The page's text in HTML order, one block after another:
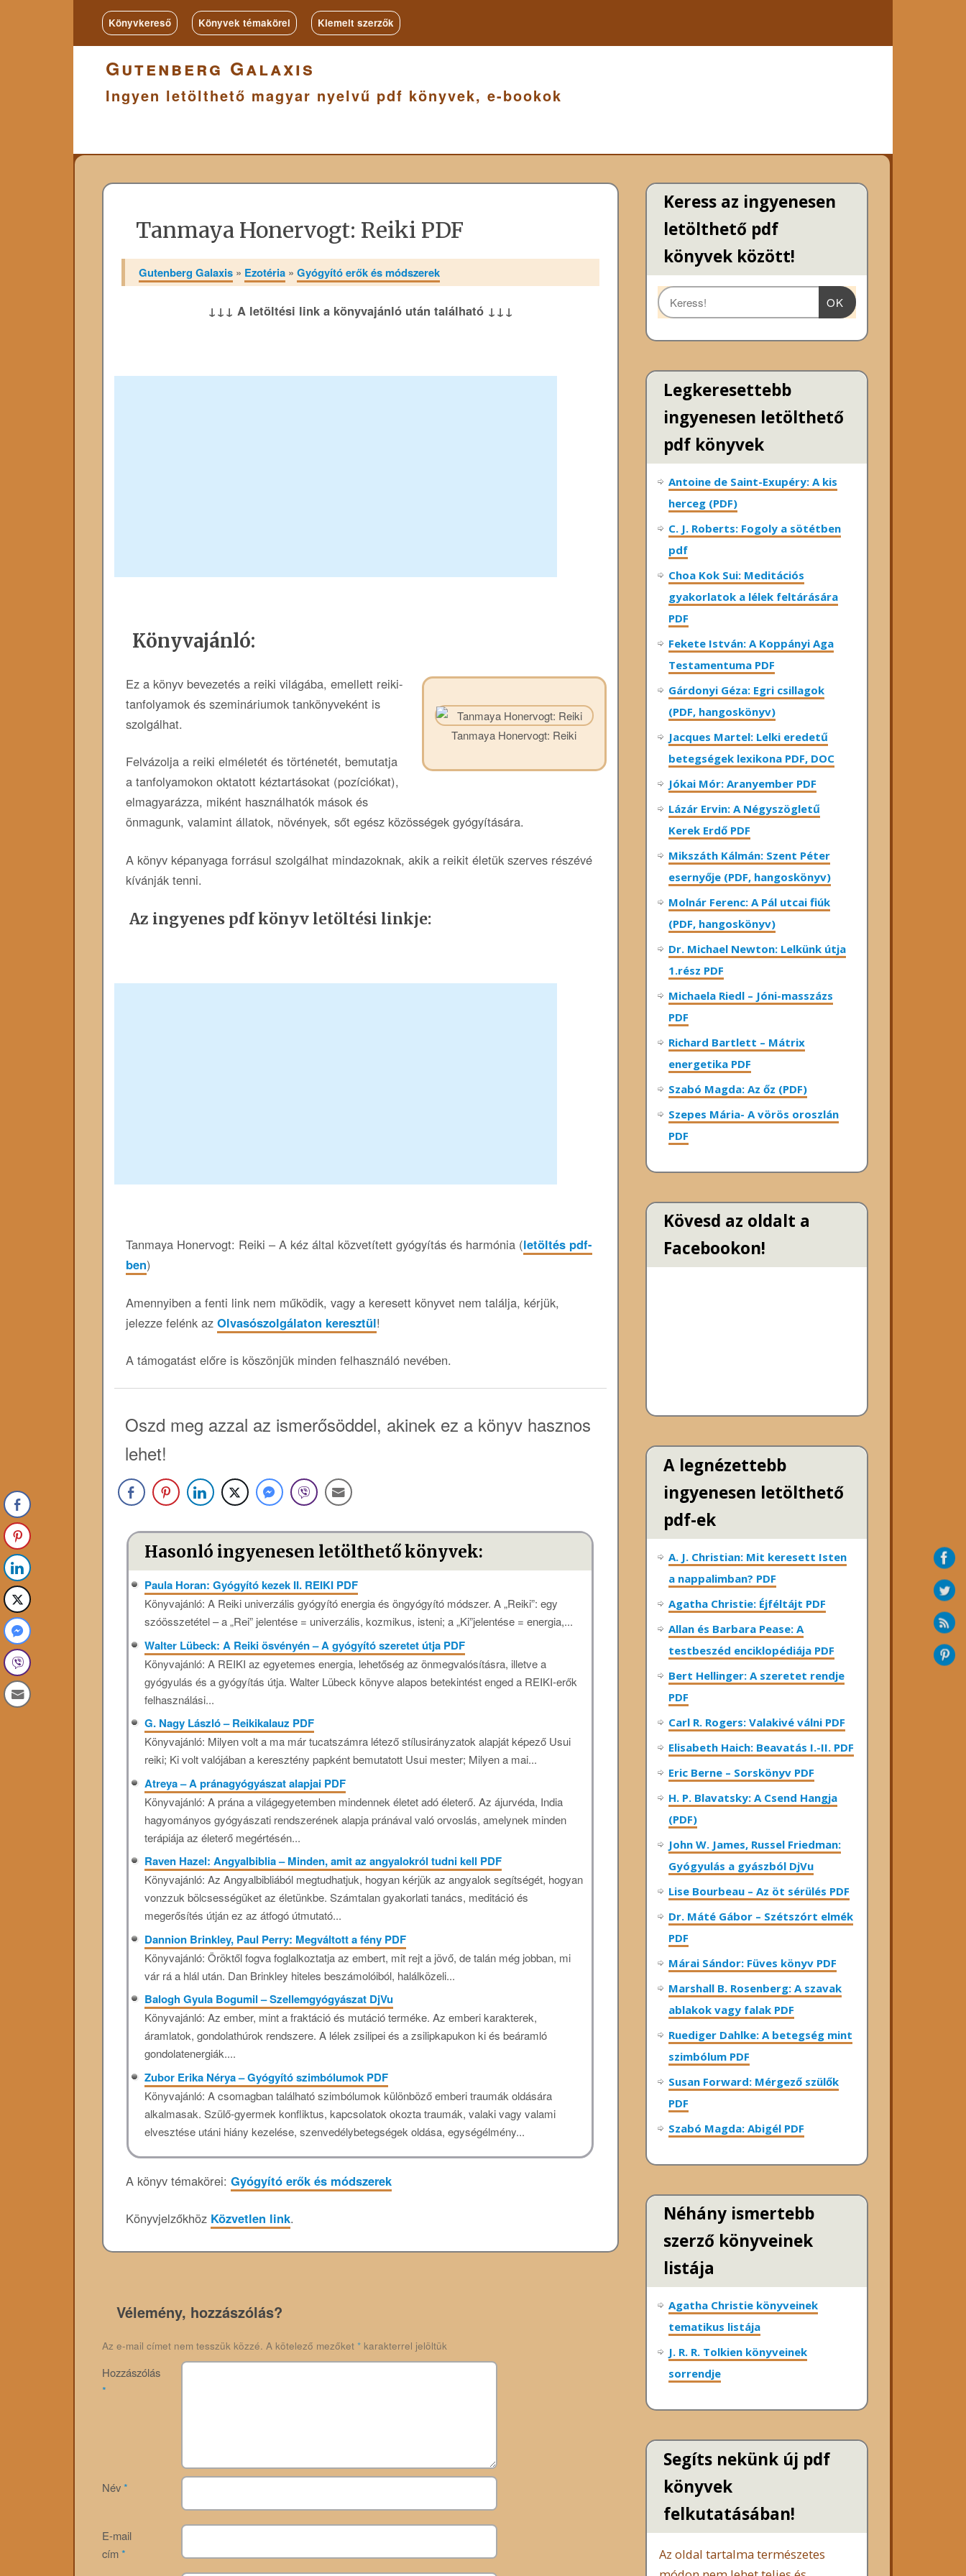
Könyvkereső Könyvek témakörei Kiemelt szerzők
Gutenberg Galaxis
Ingyen letölthető magyar nyelvű pdf könyvek, e-bookok
Tanmaya Honervogt: Reiki PDF
Gutenberg Galaxis » Ezotéria »Gyógyító erők és módszerek
↓↓↓ A letöltési link a könyvajánló után található ↓↓↓
Könyvajánló:
Tanmaya Honervogt: Reiki
Ez a könyv bevezetés a reiki világába, emellett reiki-
tanfolyamok és szemináriumok tankönyveként is
szolgálhat.
Felvázolja a reiki elméletét és történetét, bemutatja
a tanfolyamokon oktatott kéztartásokat (pozíciókat),
elmagyarázza, miként használhatók mások és
önmagunk, valamint állatok, növények, sőt egész közösségek gyógyítására.
A könyv képanyaga forrásul szolgálhat mindazoknak, akik a reikit életük szerves részévé
kívánják tenni.
Az ingyenes pdf könyv letöltési linkje:
Tanmaya Honervogt: Reiki – A kéz által közvetített gyógyítás és harmónia (letöltés pdf-
ben)
Amennyiben a fenti link nem működik, vagy a keresett könyvet nem találja, kérjük,
jelezze felénk az Olvasószolgálaton keresztül!
A támogatást előre is köszönjük minden felhasználó nevében.
Oszd meg azzal az ismerősöddel, akinek ez a könyv hasznos
lehet!
Hasonló ingyenesen letölthető könyvek:
Paula Horan: Gyógyító kezek II. REIKI PDF
Könyvajánló: A Reiki univerzális gyógyító energia és öngyógyító módszer. A „Reiki”: egy
szóösszetétel – a „Rei” jelentése = univerzális, kozmikus, isteni; a „Ki”jelentése = energia,...
Walter Lübeck: A Reiki ösvényén – A gyógyító szeretet útja PDF
Könyvajánló: A REIKI az egyetemes energia, lehetőség az önmegvalósításra, illetve a
gyógyulás és a gyógyítás útja. Walter Lübeck könyve alapos betekintést enged a REIKI-erők
felhasználási...
G. Nagy László – Reikikalauz PDF
Könyvajánló: Milyen volt a ma már tucatszámra létező stílusirányzatok alapját képező Usui
reiki; Ki volt valójában a keresztény papként bemutatott Usui mester; Milyen a mai...
Atreya – A pránagyógyászat alapjai PDF
Könyvajánló: A prána a világegyetemben mindennek életet adó életerő. Az ájurvéda, India
hagyományos gyógyászati rendszerének alapja pránával való orvoslás, amelynek minden
terápiája az életerő megértésén...
Raven Hazel: Angyalbiblia – Minden, amit az angyalokról tudni kell PDF
Könyvajánló: Az Angyalbibliából megtudhatjuk, hogyan kérjük az angyalok segítségét, hogyan
vonzzuk bölcsességüket az életünkbe. Számtalan gyakorlati tanács, meditáció és
megerősítés útján ez az átfogó útmutató...
Dannion Brinkley, Paul Perry: Megváltott a fény PDF
Könyvajánló: Öröktől fogva foglalkoztatja az embert, mit rejt a jövő, de talán még jobban, mi
vár rá a hlál után. Dan Brinkley hiteles beszámolóiból, halálközeli...
Balogh Gyula Bogumil – Szellemgyógyászat DjVu
Könyvajánló: Az ember, mint a fraktáció és mutáció terméke. Az emberi karakterek,
áramlatok, gondolathúrok rendszere. A lélek zsilipei és a zsilipkapukon ki és beáramló
gondolatenergiák....
Zubor Erika Nérya – Gyógyító szimbólumok PDF
Könyvajánló: A csomagban található szimbólumok különböző emberi traumák oldására
alkalmasak. Szülő-gyermek konfliktus, kapcsolatok okozta traumák, valaki vagy valami
elvesztése utáni hiány kezelése, szenvedélybetegségek oldása, egységélmény...
A könyv témakörei: Gyógyító erők és módszerek
Könyvjelzőkhöz Közvetlen link.
Vélemény, hozzászólás?
Az e-mail címet nem tesszük közzé. A kötelező mezőket *karakterrel jelöltük
Hozzászólás
*
Név*
E-mail
cím*
Keress az ingyenesen
letölthető pdf
könyvek között!
OK
Legkeresettebb
ingyenesen letölthető
pdf könyvek
Antoine de Saint-Exupéry: A kis
herceg (PDF)
C. J. Roberts: Fogoly a sötétben
pdf
Choa Kok Sui: Meditációs
gyakorlatok a lélek feltárására
PDF
Fekete István: A Koppányi Aga
Testamentuma PDF
Gárdonyi Géza: Egri csillagok
(PDF, hangoskönyv)
Jacques Martel: Lelki eredetű
betegségek lexikona PDF, DOC
Jókai Mór: Aranyember PDF
Lázár Ervin: A Négyszögletű
Kerek Erdő PDF
Mikszáth Kálmán: Szent Péter
esernyője (PDF, hangoskönyv)
Molnár Ferenc: A Pál utcai fiúk
(PDF, hangoskönyv)
Dr. Michael Newton: Lelkünk útja
1.rész PDF
Michaela Riedl – Jóni-masszázs
PDF
Richard Bartlett – Mátrix
energetika PDF
Szabó Magda: Az őz (PDF)
Szepes Mária- A vörös oroszlán
PDF
Kövesd az oldalt a
Facebookon!
A legnézettebb
ingyenesen letölthető
pdf-ek
A. J. Christian: Mit keresett Isten
a nappalimban? PDF
Agatha Christie: Éjféltájt PDF
Allan és Barbara Pease: A
testbeszéd enciklopédiája PDF
Bert Hellinger: A ​szeretet rendje
PDF
Carl R. Rogers: Valakivé válni PDF
Elisabeth Haich: Beavatás I.-II. PDF
Eric Berne – Sorskönyv PDF
H. P. Blavatsky: A Csend Hangja
(PDF)
John W. James, Russel Friedman:
Gyógyulás a gyászból DjVu
Lise Bourbeau – Az öt sérülés PDF
Dr. Máté Gábor – Szétszórt elmék
PDF
Márai Sándor: Füves könyv PDF
Marshall B. Rosenberg: A szavak
ablakok vagy falak PDF
Ruediger Dahlke: A betegség mint
szimbólum PDF
Susan Forward: Mérgező szülők
PDF
Szabó Magda: Abigél PDF
Néhány ismertebb
szerző könyveinek
listája
Agatha Christie könyveinek
tematikus listája
J. R. R. Tolkien könyveinek
sorrendje
Segíts nekünk új pdf
könyvek
felkutatásában!
Az oldal tartalma természetes